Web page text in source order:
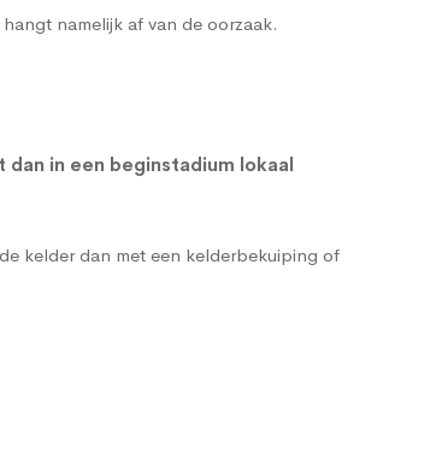
namelijk af van de oorzaak.
in een beginstadium lokaal
kelder dan met een kelderbekuiping of